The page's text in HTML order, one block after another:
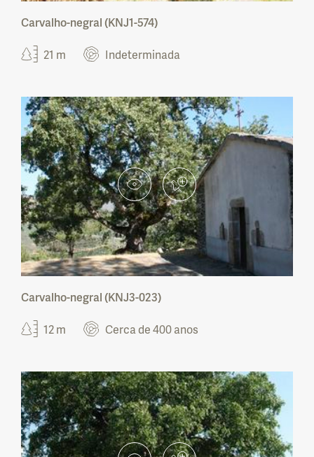
Carvalho-negral (KNJ1-574)
21 m
Indeterminada
Carvalho-negral (KNJ3-023)
12 m
Cerca de 400 anos